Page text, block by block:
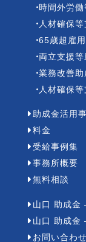
時間外労
人材確保
65歳超雇
両立支援等
業務改善助
人材確保
助成金活用
料金
受給事例集
事務所概要
無料相談
山口 助成金
山口 助成金
お問い合わせ